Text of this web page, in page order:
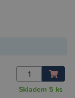
Skladem 5 ks